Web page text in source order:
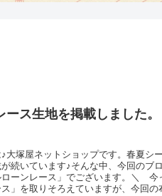
ース生地を掲載しました
大塚屋ネットショップです。春夏シ
続いています♪そんな中、今回のブ
ローンレース」でございます。＼
」を取りそろえていますが、今回